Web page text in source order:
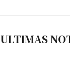
ULTIMAS